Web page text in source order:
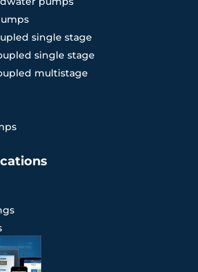
single stage
single stage
multistage